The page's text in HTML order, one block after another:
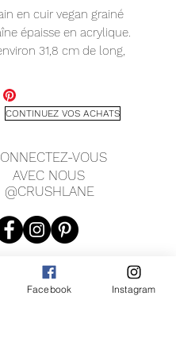
en cuir vegan grainé
épaisse en acrylique.
31,8 cm de long,
CONTINUEZ VOS ACHATS
VOUS
AVEC NOUS
@CRUSHLANE
Facebook Instagram